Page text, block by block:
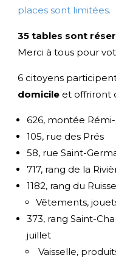
places sont limitées.
35 tables sont
Merci à tous pour
6 citoyens
domicile et offriront
626, montée
105, rue des Prés
58, rue Saint-
717, rang de la
1182, rang du
Vêtements,
373, rang Saint-
juillet
Vaisselle,